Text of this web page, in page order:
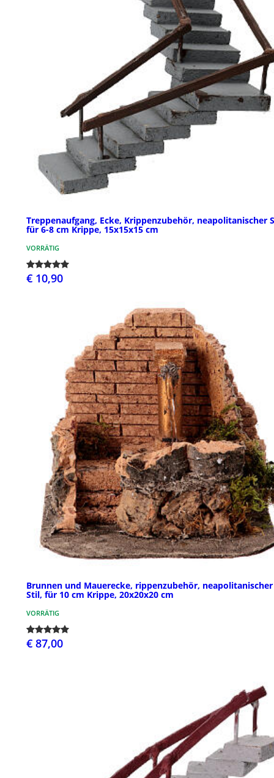
Treppenaufgang, Ecke, Krippenzubehör, neapolitanischer
für 6-8 cm Krippe, 15x15x15 cm
VORRÄTIG
€ 10,90
Brunnen und Mauerecke, rippenzubehör, neapolitanischer
Stil, für 10 cm Krippe, 20x20x20 cm
VORRÄTIG
€ 87,00